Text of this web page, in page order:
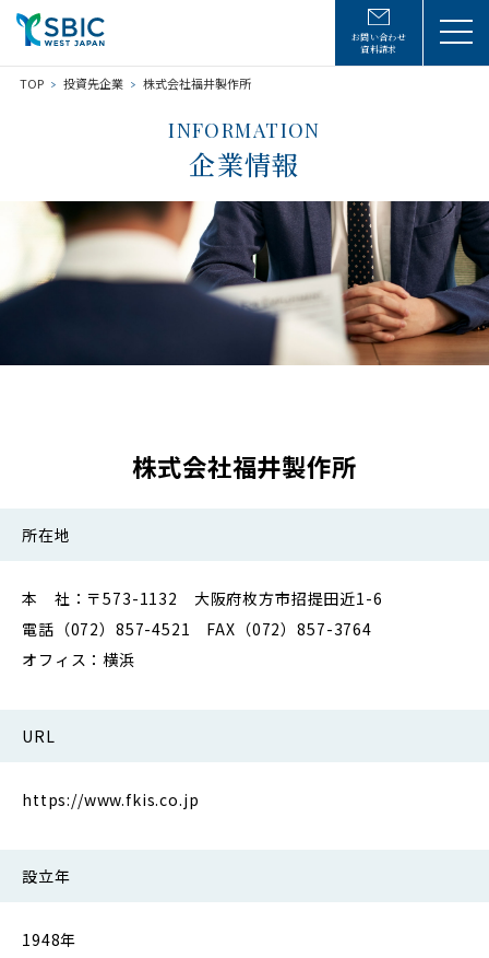
お問い合わせ
資料請求
TOP 投資先企業 株式会社福井製作所
INFORMATION
企業情報
株式会社福井製作所
所在地
本 社：〒573-1132 大阪府枚方市招提田近1-6
電話（072）857-4521 FAX（072）857-3764
オフィス：横浜
URL
https://www.fkis.co.jp
設立年
1948年